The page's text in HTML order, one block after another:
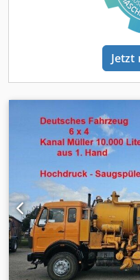
Dedpfx Adoy Ek Uporjkr
385/65R22.5 - 315/
Vorderachsfederung:
Blattfedern Radstand:
Hydraulikanlage: ?
Aufbauhersteller:
Hochdruckleistung: 390
Hochdruckpumpe: 950
Schlauchtrommel: 3/4 -
CVS Vacustar W1600
Betriebsstunden
Hub und Doppelteleskop
Jetzt